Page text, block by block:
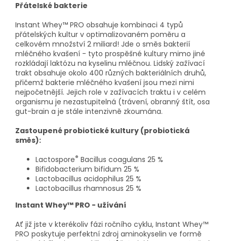
Přátelské bakterie
Instant Whey™ PRO obsahuje kombinaci 4 typů
přátelských kultur v optimalizovaném poměru a
celkovém množství 2 miliard! Jde o směs bakterií
mléčného kvašení - tyto prospěšné kultury mimo jiné
rozkládají laktózu na kyselinu mléčnou. Lidský zažívací
trakt obsahuje okolo 400 různých bakteriálních druhů,
přičemž bakterie mléčného kvašení jsou mezi nimi
nejpočetnější. Jejich role v zažívacích traktu i v celém
organismu je nezastupitelná (trávení, obranný štít, osa
gut-brain a je stále intenzivně zkoumána.
Zastoupené probiotické kultury (probiotická
směs):
Lactospore® Bacillus coagulans 25 %
Bifidobacterium bifidum 25 %
Lactobacillus acidophilus 25 %
Lactobacillus rhamnosus 25 %
Instant Whey™ PRO - užívání
Ať již jste v kterékoliv fázi ročního cyklu, Instant Whey™
PRO poskytuje perfektní zdroj aminokyselin ve formě